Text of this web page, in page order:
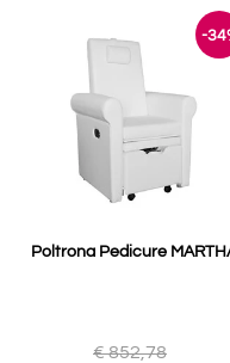
-
Poltrona Pedicure
€ 852,78